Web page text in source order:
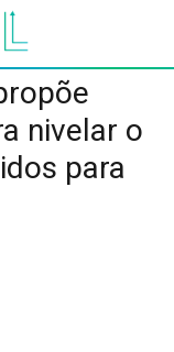
nivelar o
para